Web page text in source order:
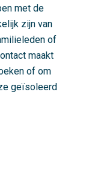
met de
zijn van
of
maakt
of om
geïsoleerd